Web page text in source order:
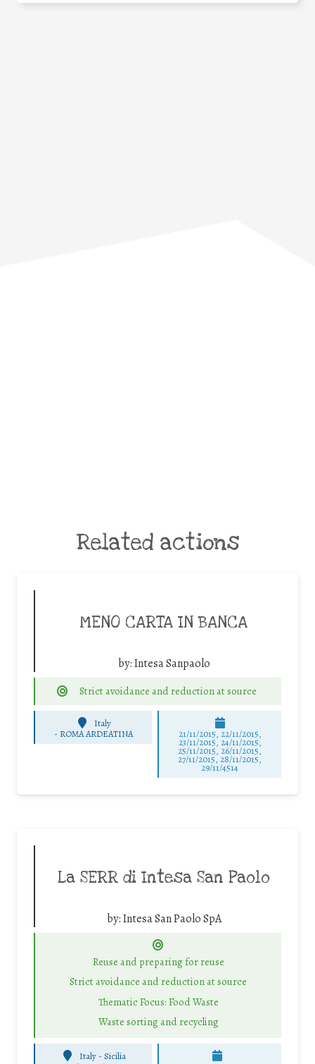
Related actions
MENO CARTA IN BANCA
by:Intesa Sanpaolo
Strict avoidance and reduction at source
Italy
- ROMA ARDEATINA 21/11/2015, 22/11/2015,
23/11/2015, 24/11/2015,
25/11/2015, 26/11/2015,
27/11/2015, 28/11/2015,
29/11/4514
La SERR di Intesa San Paolo
by:Intesa San Paolo SpA
Reuse and preparing for reuse
Strict avoidance and reduction at source
Thematic Focus: Food Waste
Waste sorting and recycling
Italy - Sicilia